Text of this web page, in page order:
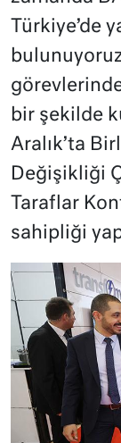
Türkiye’de
bir şekilde
Aralık’ta
Değişikliği
Taraflar
sahipliği